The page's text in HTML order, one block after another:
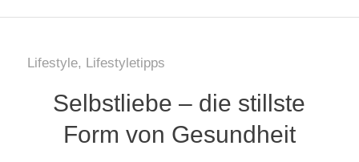
Lifestyle, Lifestyletipps
Selbstliebe – die stillste
Form von Gesundheit